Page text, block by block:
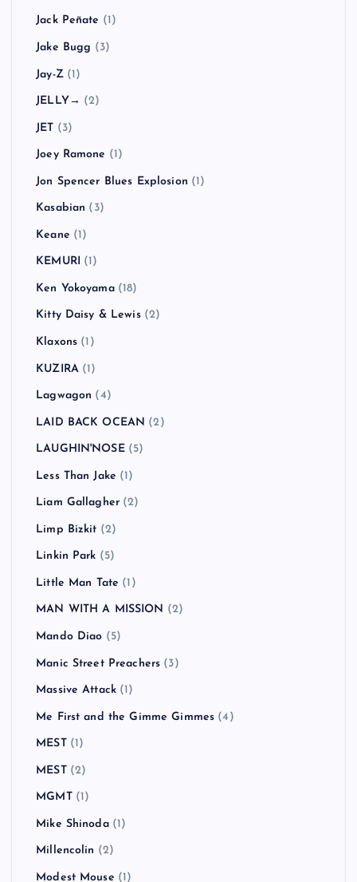
Jack Peñate (1)
Jake Bugg (3)
Jay-Z(1)
JELLY→ (2)
JET (3)
Joey Ramone (1)
Jon Spencer Blues Explosion (1)
Kasabian (3)
Keane (1)
KEMURI (1)
Ken Yokoyama(18)
Kitty Daisy & Lewis(2)
Klaxons (1)
KUZIRA(1)
Lagwagon (4)
LAID BACK OCEAN (2)
LAUGHIN'NOSE(5)
Less Than Jake (1)
Liam Gallagher (2)
Limp Bizkit (2)
Linkin Park (5)
Little Man Tate (1)
MAN WITH A MISSION (2)
Mando Diao (5)
Manic Street Preachers (3)
Massive Attack (1)
Me First and the Gimme Gimmes (4)
MEST(1)
MEST(2)
MGMT(1)
Mike Shinoda(1)
Millencolin (2)
Modest Mouse (1)